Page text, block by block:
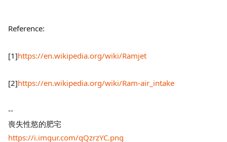
Reference:
[1]https://en.wikipedia.org/wiki/Ramjet
[2]https://en.wikipedia.org/wiki/Ram-air_intake
--
喪失性慾的肥宅
https://i.imgur.com/qQzrzYC.png